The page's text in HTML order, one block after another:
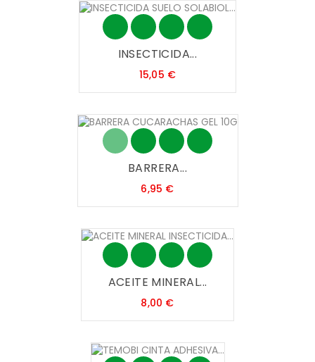
INSECTICIDA...
15,05 €Precio
BARRERA...
6,95 €Precio
ACEITE MINERAL...
8,00 €Precio